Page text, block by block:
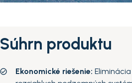
Súhrn produktu
Ekonomické riešenie: